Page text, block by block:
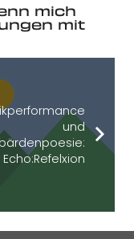
mich
mit
und
Echo:Refelxion